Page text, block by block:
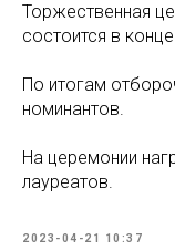
Торжественная
состоится в
По итогам
номинантов.
На церемонии
лауреатов.
2023-04-21 10:37